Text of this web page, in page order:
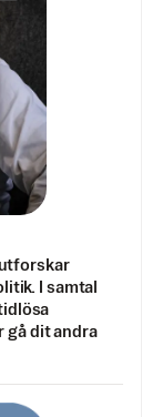
I samtal
gå dit andra